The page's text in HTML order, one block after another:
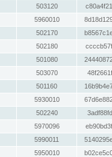
503120
5960010
502170
502180
501080
503070
501160
5930010
502240
5970096
5990011
5950010